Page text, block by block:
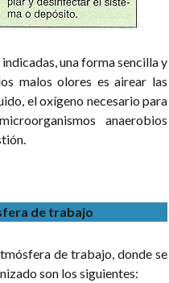
una forma sencilla y
malos olores es airear las
el oxígeno necesario para
anaerobios
de trabajo
de trabajo, donde se
son los siguientes: